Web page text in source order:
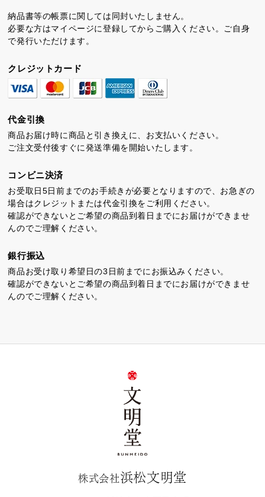
納品書等の帳票に関しては同封いたしません。
必要な方はマイページに登録してからご購入ください。ご自身
で発行いただけます。
クレジットカード
代金引換
商品お届け時に商品と引き換えに、お支払いください。
ご注文受付後すぐに発送準備を開始いたします。
コンビニ決済
お受取日5日前までのお手続きが必要となりますので、お急ぎの
場合はクレジットまたは代金引換をご利用ください。
確認ができないとご希望の商品到着日までにお届けができませ
んのでご理解ください。
銀行振込
商品お受け取り希望日の3日前までにお振込みください。
確認ができないとご希望の商品到着日までにお届けができませ
んのでご理解ください。
株式会社浜松文明堂